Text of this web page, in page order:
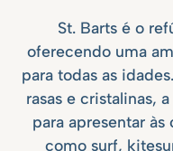
St. Barts é o
oferecendo uma
para todas as
rasas e cristalinas,
para apresentar
como surf,